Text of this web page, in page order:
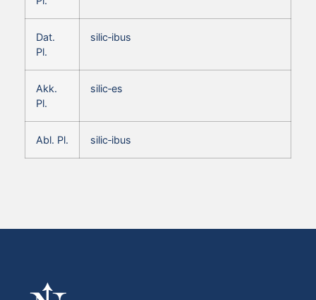
Dat.
Pl.
silic‑ibus
Akk.
Pl.
silic‑es
Abl. Pl. silic‑ibus